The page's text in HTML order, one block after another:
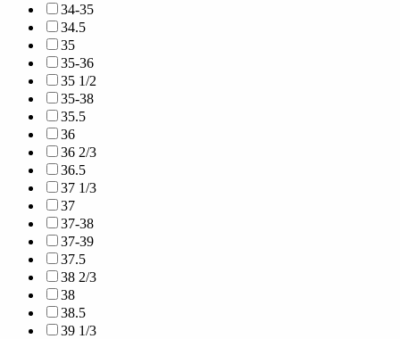
34-35
34.5
35
35-36
35 1/2
35-38
35.5
36
36 2/3
36.5
37 1/3
37
37-38
37-39
37.5
38 2/3
38
38.5
39 1/3